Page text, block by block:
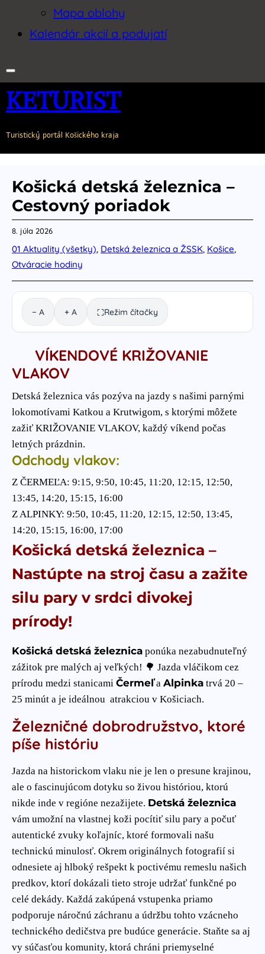
Mapa oblohy
Kalendár akcií a podujatí
KETURIST
Turistický portál Košického kraja
Košická detská železnica –
Cestovný poriadok
8. júla 2026
01 Aktuality (všetky), Detská železnica a ŽSSK, Košice
Otváracie hodiny
− A + A ⛶Režim čítačky
VÍKENDOVÉ KRIŽOVANIE
VLAKOV
Detská železnica vás pozýva na jazdy s našimi parnými
lokomotívami Katkou a Krutwigom, s ktorými môžete
zažiť KRIŽOVANIE VLAKOV, každý víkend počas
letných prázdnin.
Odchody vlakov:
Z ČERMEĽA: 9:15, 9:50, 10:45, 11:20, 12:15, 12:50,
13:45, 14:20, 15:15, 16:00
Z ALPINKY: 9:50, 10:45, 11:20, 12:15, 12:50, 13:45,
14:20, 15:15, 16:00, 17:00
Košická detská železnica –
Nastúpte na stroj času a zažite
silu pary v srdci divokej
prírody!
Košická detská železnica ponúka nezabudnuteľný
zážitok pre malých aj veľkých! 🌳 Jazda vláčikom cez
prírodu medzi stanicami Čermeľa Alpinka trvá 20 –
25 minút a je ideálnou atrakciou v Košiciach.
Železničné dobrodružstvo, ktoré
píše históriu
Jazda na historickom vlaku nie je len o presune krajinou,
ale o fascinujúcom dotyku so živou históriou, ktorú
nikde inde v regióne nezažijete. Detská železnica
vám umožní na vlastnej koži pocítiť silu pary a počuť
autentické zvuky koľajníc, ktoré formovali našu
technickú minulosť. Okrem originálnych fotografií si
odnesiete aj hlboký rešpekt k poctivému remeslu našich
predkov, ktorí dokázali tieto stroje udržať funkčné po
celé dekády. Každá zakúpená vstupenka priamo
podporuje náročnú záchranu a údržbu tohto vzácneho
technického dedičstva pre budúce generácie. Staňte sa aj
vy súčasťou komunity, ktorá chráni priemyselné